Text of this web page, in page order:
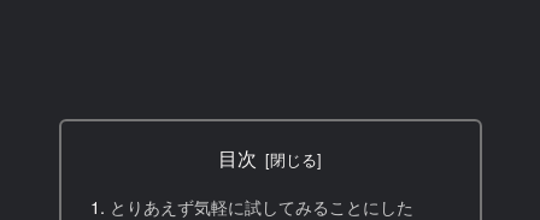
目次
とりあえず気軽に試してみることにした